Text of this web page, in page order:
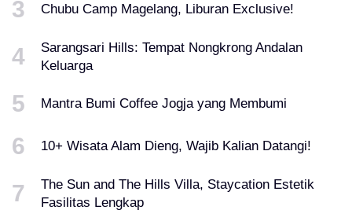
Chubu Camp Magelang, Liburan Exclusive!
Sarangsari Hills: Tempat Nongkrong Andalan
Keluarga
Mantra Bumi Coffee Jogja yang Membumi
10+ Wisata Alam Dieng, Wajib Kalian Datangi!
The Sun and The Hills Villa, Staycation Estetik
Fasilitas Lengkap